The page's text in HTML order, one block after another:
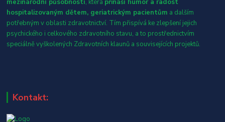
hospitalizovaným dětem, geriatrickým pacientům a dalším
potřebným v oblasti zdravotnictví. Tím přispívá ke zlepšení jejich
psychického i celkového zdravotního stavu, a to prostřednictvím
speciálně vyškolených Zdravotních klaunů a souvisejících projektů.
Kontakt: